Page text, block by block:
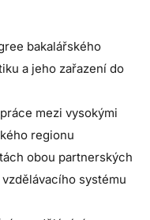
bakalářského
a jeho zařazení do
mezi vysokými
regionu
obou partnerských
systému